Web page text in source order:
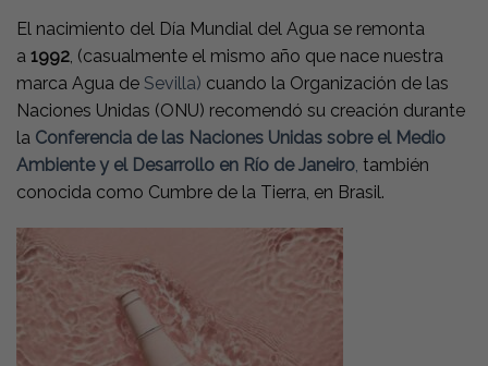
El nacimiento del Día Mundial del Agua se remonta
a 1992 , (casualmente el mismo año que nace nuestra
marca Agua de Sevilla) cuando la Organización de las
Naciones Unidas (ONU) recomendó su creación durante
la Conferencia de las Naciones Unidas sobre el Medio
Ambiente y el Desarrollo en Río de Janeiro también
conocida como Cumbre de la Tierra, en Brasil.